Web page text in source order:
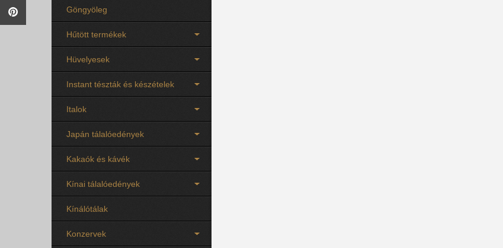
Göngyöleg
Hűtött termékek
Hüvelyesek
Instant tészták és készételek
Italok
Japán tálalóedények
Kakaók és kávék
Kínai tálalóedények
Kínálótálak
Konzervek